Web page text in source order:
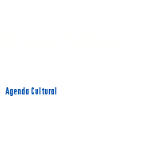
Agenda Cultural